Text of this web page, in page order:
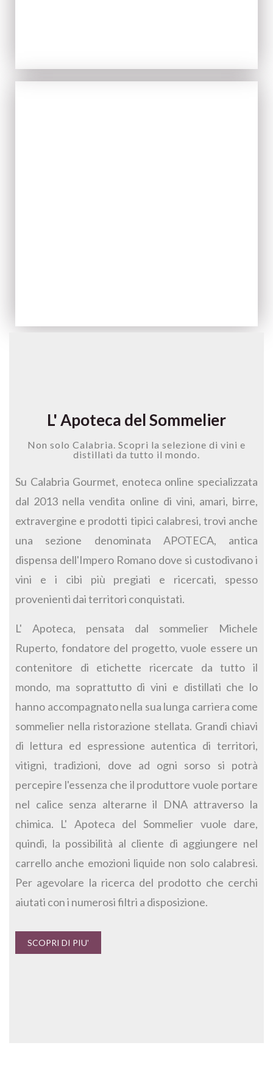
L' Apoteca del Sommelier
Non solo Calabria. Scopri la selezione di vini e
distillati da tutto il mondo.
Su Calabria Gourmet, enoteca online specializzata
dal 2013 nella vendita online di vini, amari, birre,
extravergine e prodotti tipici calabresi, trovi anche
una sezione denominata APOTECA, antica
dispensa dell'Impero Romano dove si custodivano i
vini e i cibi più pregiati e ricercati, spesso
provenienti dai territori conquistati.
L' Apoteca, pensata dal sommelier Michele
Ruperto, fondatore del progetto, vuole essere un
contenitore di etichette ricercate da tutto il
mondo, ma soprattutto di vini e distillati che lo
hanno accompagnato nella sua lunga carriera come
sommelier nella ristorazione stellata. Grandi chiavi
di lettura ed espressione autentica di territori,
vitigni, tradizioni, dove ad ogni sorso si potrà
percepire l'essenza che il produttore vuole portare
nel calice senza alterarne il DNA attraverso la
chimica. L' Apoteca del Sommelier vuole dare,
quindi, la possibilità al cliente di aggiungere nel
carrello anche emozioni liquide non solo calabresi.
Per agevolare la ricerca del prodotto che cerchi
aiutati con i numerosi filtri a disposizione.
SCOPRI DI PIU'